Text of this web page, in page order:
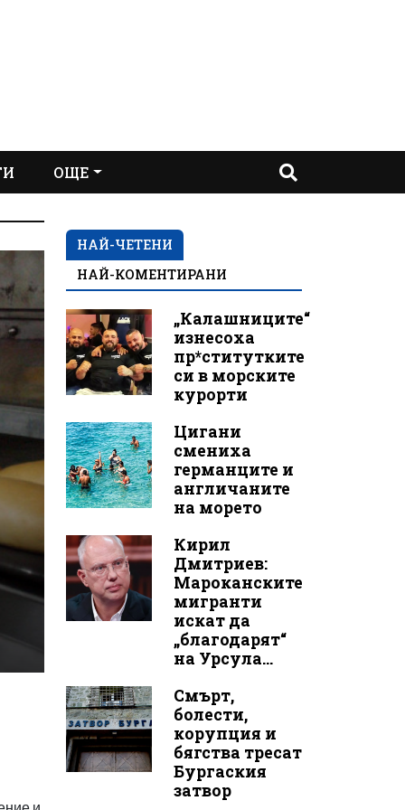
ОЩЕ
НАЙ-ЧЕТЕНИ
НАЙ-КОМЕНТИРАНИ
„Калашниците“
изнесоха
пр*ститутките
си в морските
курорти
Цигани
смениха
германците и
англичаните
на морето
Кирил
Дмитриев:
Мароканските
мигранти
искат да
„благодарят“
на Урсула...
Смърт,
болести,
корупция и
бягства тресат
Бургаския
затвор